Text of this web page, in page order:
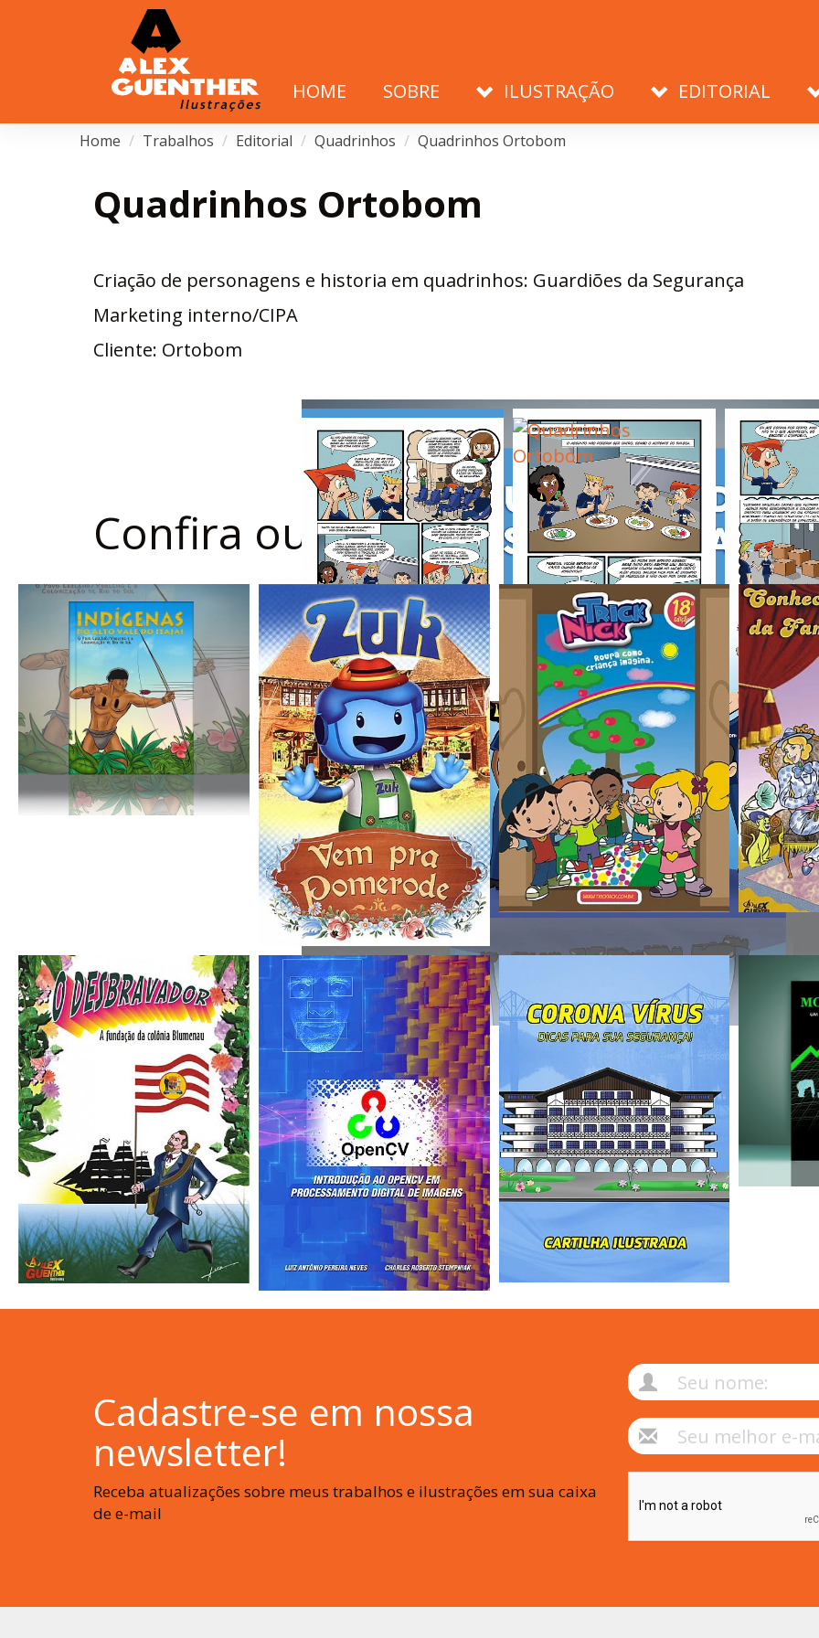
HOME SOBRE ILUSTRAÇÃO EDITORIAL
Home Trabalhos Editorial Quadrinhos Quadrinhos Ortobom
Quadrinhos Ortobom
Criação de personagens e historia em quadrinhos: Guardiões da Segurança
Marketing interno/CIPA
Cliente: Ortobom
Confira outros Trabalhos
Cadastre-se em nossa
newsletter!
Receba atualizações sobre meus trabalhos e ilustrações em sua caixa
de e-mail